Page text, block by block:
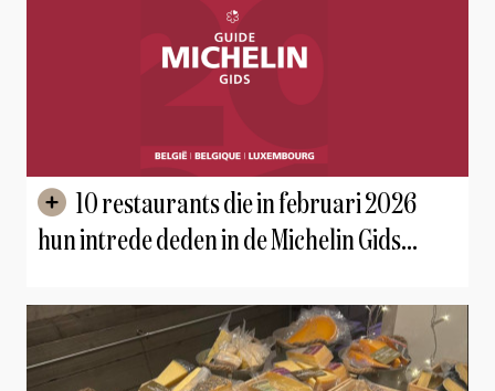
hun intrede deden in de Michelin Gids